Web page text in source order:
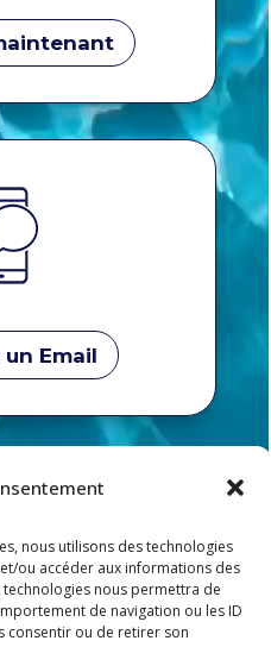
nous utilisons des technologies
ou accéder aux informations des
nous permettra de
de navigation ou les ID
consentir ou de retirer son
un Email